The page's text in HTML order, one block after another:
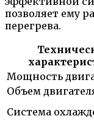
позволяет ему
перегрева.
Мощность
Объем
Система